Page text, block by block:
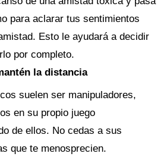
para aclarar tus sentimientos
Esto le ayudará a decidir
por completo.
la distancia
suelen ser manipuladores,
en su propio juego
de ellos. No cedas a sus
que te menosprecien.